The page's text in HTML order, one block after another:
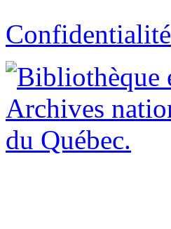
Confidentialité